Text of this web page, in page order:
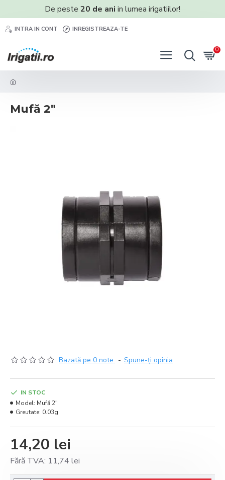
De peste 20 de ani in lumea irigatiilor!
INTRA IN CONT INREGISTREAZA-TE
0
Mufă 2ʺ
Bazată pe 0 note. - Spune-ţi opinia
14,20 lei
Fără TVA: 11,74 lei
IN STOC
Model: Mufă 2ʺ
Greutate: 0.03g